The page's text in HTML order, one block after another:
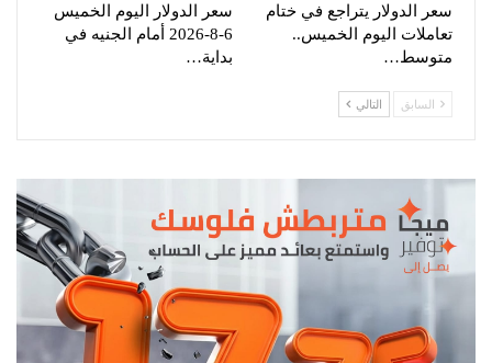
سعر الدولار يتراجع في ختام
تعاملات اليوم الخميس..
متوسط…
سعر الدولار اليوم الخميس
6-8-2026 أمام الجنيه في
بداية…
السابق التالي